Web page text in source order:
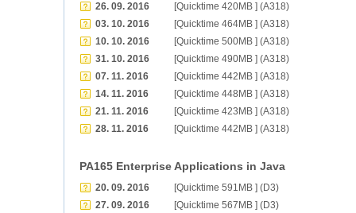
26. 09. 2016
[Quicktime 420MB ] (A318)
03. 10. 2016
[Quicktime 464MB ] (A318)
10. 10. 2016
[Quicktime 500MB ] (A318)
31. 10. 2016
[Quicktime 490MB ] (A318)
07. 11. 2016
[Quicktime 442MB ] (A318)
14. 11. 2016
[Quicktime 448MB ] (A318)
21. 11. 2016
[Quicktime 423MB ] (A318)
28. 11. 2016
[Quicktime 442MB ] (A318)
PA165 Enterprise Applications in Java
20. 09. 2016
[Quicktime 591MB ] (D3)
27. 09. 2016
[Quicktime 567MB ] (D3)